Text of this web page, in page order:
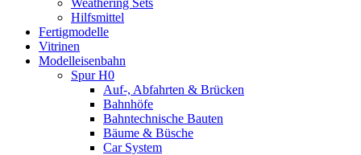
Weathering Sets
Hilfsmittel
Fertigmodelle
Vitrinen
Modelleisenbahn
Spur H0
Auf-, Abfahrten & Brücken
Bahnhöfe
Bahntechnische Bauten
Bäume & Büsche
Car System